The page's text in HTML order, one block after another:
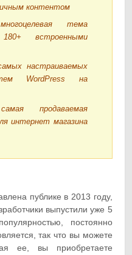
контентом
тема
встроенными
настраиваемых
WordPress на
продаваемая
интернет магазина
публике в 2013 году,
выпустили уже 5
постоянно
так что вы можете
ее, вы приобретаете